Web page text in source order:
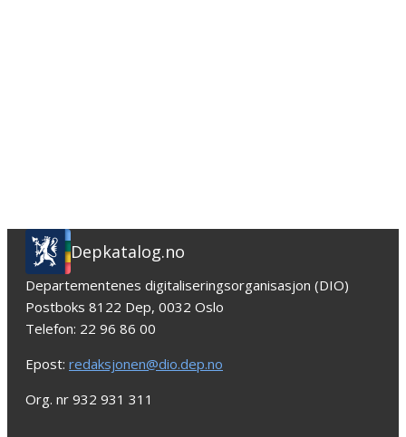
Depkatalog.no
Departementenes digitaliseringsorganisasjon (DIO)
Postboks 8122 Dep, 0032 Oslo
Telefon: 22 96 86 00
Epost: redaksjonen@dio.dep.no
Org. nr 932 931 311